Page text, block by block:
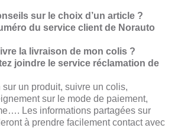
sur le choix d’un article ?
du service client de Norauto
la livraison de mon colis ?
joindre le service réclamation de
un produit, suivre un colis,
sur le mode de paiement,
Les informations partagées sur
à prendre facilement contact avec